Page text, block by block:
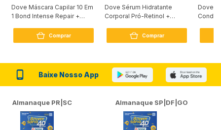
Dove Máscara Capilar 10 Em
1 Bond Intense Repair +
Comprar
Dove Sérum Hidratante
Corporal Pró-Retinol +
Comprar
Dove
Baixe Nosso App
Almanaque PR|SC Almanaque SP|DF|GO